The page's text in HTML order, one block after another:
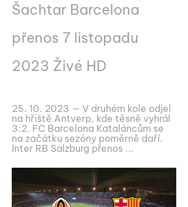
Šachtar Barcelona
přenos 7 listopadu
2023 Živé HD
25. 10. 2023 — V druhém kole odjel
na hřiště Antverp, kde těsně vyhrál
3:2. FC Barcelona Kataláncům se
na začátku sezóny poměrně daří.
Inter RB Salzburg přenos ...